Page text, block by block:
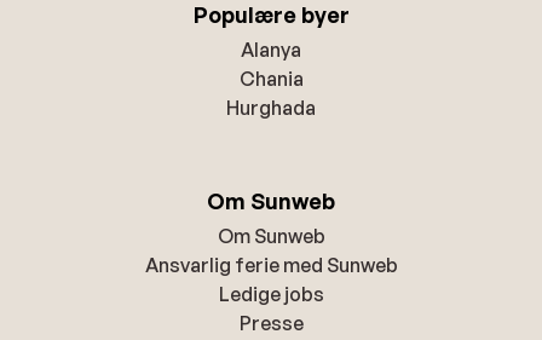
Populære byer
Alanya
Chania
Hurghada
Om Sunweb
Om Sunweb
Ansvarlig ferie med Sunweb
Ledige jobs
Presse